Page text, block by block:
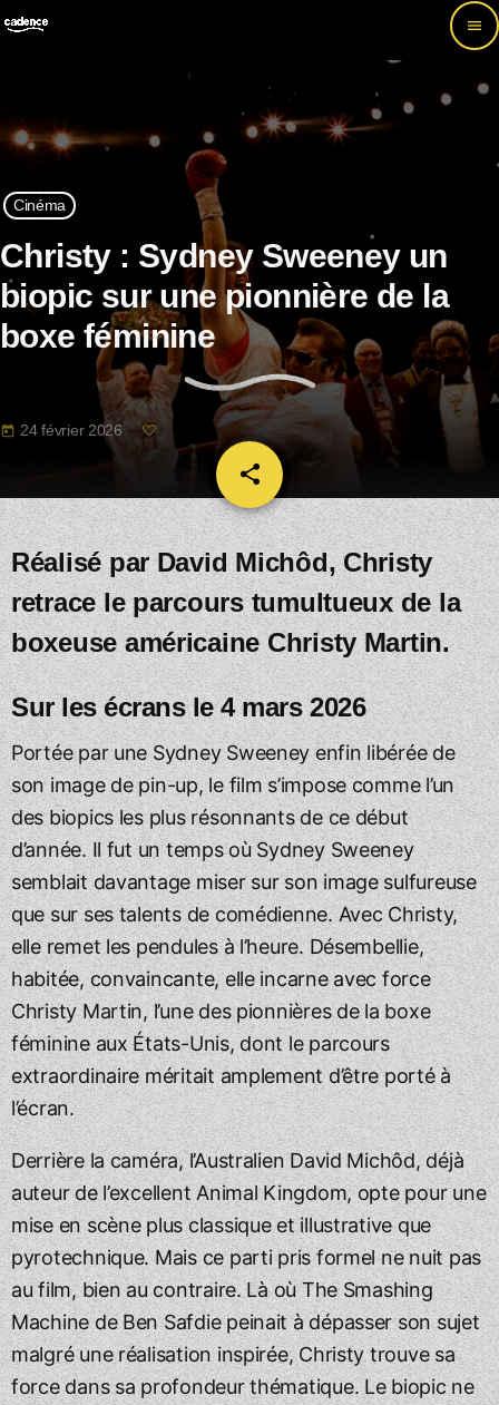
menu
Cinéma
Christy : Sydney Sweeney un
biopic sur une pionnière de la
boxe féminine
today 24 février 2026
share
email
Réalisé par David Michôd, Christy
retrace le parcours tumultueux de la
boxeuse américaine Christy Martin.
Sur les écrans le 4 mars 2026
Portée par une Sydney Sweeney enfin libérée de
son image de pin-up, le film s’impose comme l’un
des biopics les plus résonnants de ce début
d’année. Il fut un temps où Sydney Sweeney
semblait davantage miser sur son image sulfureuse
que sur ses talents de comédienne. Avec Christy,
elle remet les pendules à l’heure. Désembellie,
habitée, convaincante, elle incarne avec force
Christy Martin, l’une des pionnières de la boxe
féminine aux États-Unis, dont le parcours
extraordinaire méritait amplement d’être porté à
l’écran.
Derrière la caméra, l’Australien David Michôd, déjà
auteur de l’excellent Animal Kingdom, opte pour une
mise en scène plus classique et illustrative que
pyrotechnique. Mais ce parti pris formel ne nuit pas
au film, bien au contraire. Là où The Smashing
Machine de Ben Safdie peinait à dépasser son sujet
malgré une réalisation inspirée, Christy trouve sa
force dans sa profondeur thématique. Le biopic ne